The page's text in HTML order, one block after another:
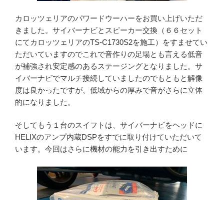
カロッツェリアのパワードウーハーをお買い上げいただ
きました。サイバーナビとスピーカー交換（６６セット
にてカロッツェリアのTS-C1730S2を施工）をすませてい
ただいていますのでこれで音作りの足場とも言える低音
が補強され安定感のあるステージングとなりました。サ
イバーナビでマルチ接続していましたのでもともと解像
度は良かったですが、低域からの厚みで音がさらに立体
的になりました。
そしてもう１台のスイフトは、サイバーナビをヘッドに
HELIXのアンプ内蔵DSPをすでに取り付けていただいて
います。今回はさらに機材の能力を引き出すために